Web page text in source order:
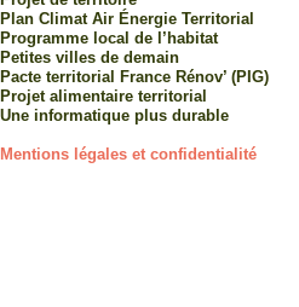
Plan Climat Air Énergie Territorial
Programme local de l’habitat
Petites villes de demain
Pacte territorial France Rénov’ (PIG)
Projet alimentaire territorial
Une informatique plus durable
Mentions légales et confidentialité